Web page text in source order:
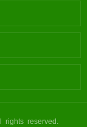
rights reserved.